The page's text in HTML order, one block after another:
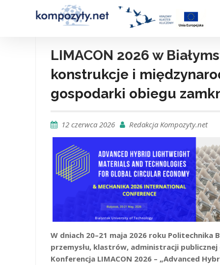
LIMACON 2026 w
konstrukcje i
gospodarki obiegu
12 czerwca 2026 Redakcja Kompozyty.net
W dniach 20–21 maja 2026 roku Politechnika
przemysłu, klastrów, administracji
Konferencja LIMACON 2026 – „Advanced